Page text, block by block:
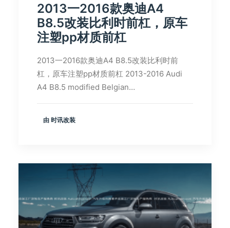
2013一2016款奥迪A4
B8.5改装比利时前杠，原车
注塑pp材质前杠
2013一2016款奥迪A4 B8.5改装比利时前
杠，原车注塑pp材质前杠 2013-2016 Audi
A4 B8.5 modified Belgian…
由 时讯改装